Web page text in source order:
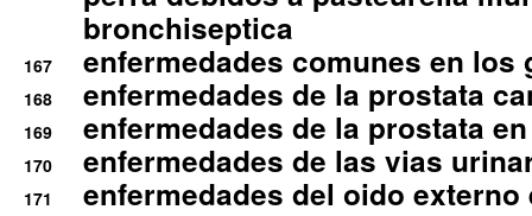
bronchiseptica
167 enfermedades comunes en los
168 enfermedades de la prostata
169 enfermedades de la prostata
170 enfermedades de las vias
171 enfermedades del oido